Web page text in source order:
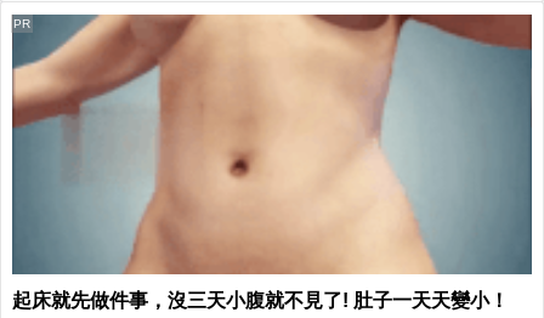
起床就先做件事，沒三天小腹就不見了! 肚子一天天變小！
PR